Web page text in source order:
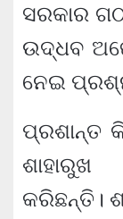
ସରକାର
ଉଦ୍ଧବ
ନେଇ
ପ୍ରଶାନ୍ତ
କରିଛନ୍ତି।